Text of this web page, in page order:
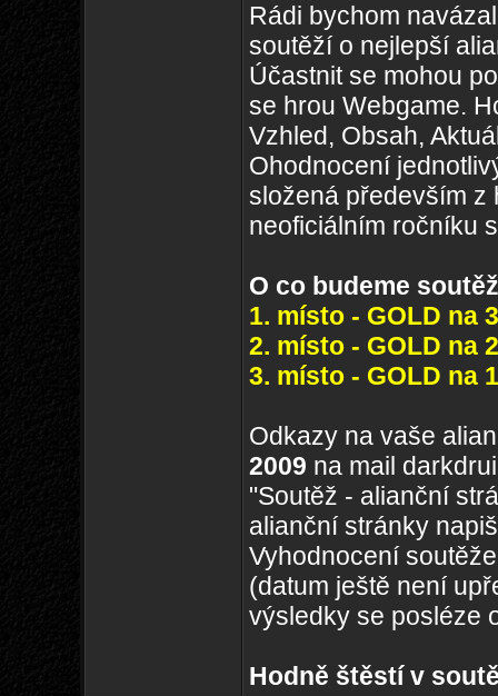
Rádi bychom
soutěží o nejlepší
Účastnit se mohou
se hrou Webgame.
Vzhled, Obsah,
Ohodnocení
složená především z
neoficiálním ročníku
O co budeme
1. místo - GOLD na
2. místo - GOLD na
3. místo - GOLD na
Odkazy na vaše
2009 na mail
"Soutěž - alianční
alianční stránky
Vyhodnocení
(datum ještě není
výsledky se posléze
Hodně štěstí v